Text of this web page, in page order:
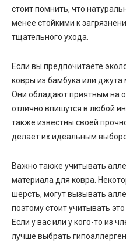
стоит помнить, что
менее стойкими к
тщательного ухода.
Если вы предпочитаете
ковры из бамбука или
Они обладают приятным на
отлично впишутся в любой
также известны своей
делает их идеальным
Важно также учитывать
материала для ковра.
шерсть, могут вызывать
поэтому стоит учитывать
Если у вас или у кого-то из
лучше выбрать